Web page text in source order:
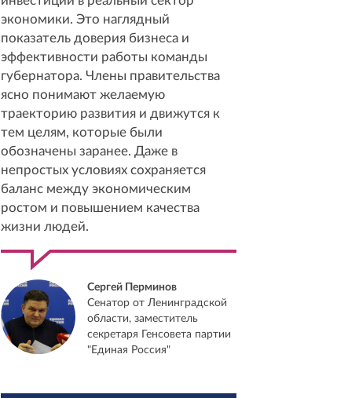
экономики. Это наглядный
показатель доверия бизнеса и
эффективности работы команды
губернатора. Члены правительства
ясно понимают желаемую
траекторию развития и движутся к
тем целям, которые были
обозначены заранее. Даже в
непростых условиях сохраняется
баланс между экономическим
ростом и повышением качества
жизни людей.
Сергей Перминов
Сенатор от Ленинградской
области, заместитель
секретаря Генсовета партии
"Единая Россия"